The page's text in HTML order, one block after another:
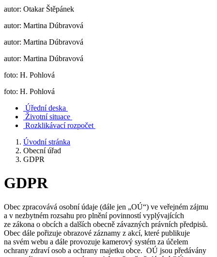
autor: Otakar Štěpánek
autor: Martina Dúbravová
autor: Martina Dúbravová
autor: Martina Dúbravová
foto: H. Pohlová
foto: H. Pohlová
Úřední deska
Životní situace
Rozklikávací rozpočet
Úvodní stránka
Obecní úřad
GDPR
GDPR
Obec zpracovává osobní údaje (dále jen „OÚ“) ve veřejném zájmu
a v nezbytném rozsahu pro plnění povinností vyplývajících
ze zákona o obcích a dalších obecně závazných právních předpisů.
Obec dále pořizuje obrazové záznamy z akcí, které publikuje
na svém webu a dále provozuje kamerový systém za účelem
ochrany zdraví osob a ochrany majetku obce. OÚ jsou předávány